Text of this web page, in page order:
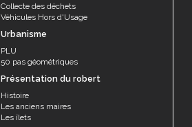
Collecte des déchets
Véhicules Hors d'Usage
Urbanisme
PLU
50 pas géométriques
Présentation du robert
Histoire
Les anciens maires
Les îlets